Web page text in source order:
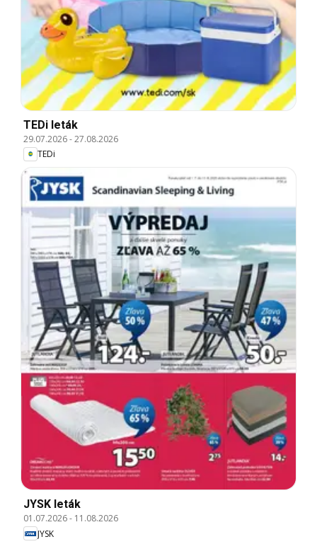
TEDi leták
29.07.2026-27.08.2026
TEDi
JYSK leták
01.07.2026- 11.08.2026
JYSK